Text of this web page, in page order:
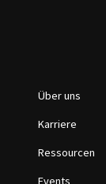
Über uns
Karriere
Ressourcen
Events